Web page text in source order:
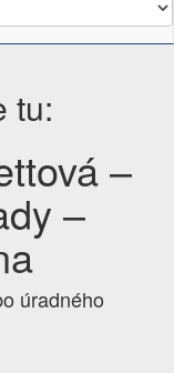
tu:
–
–
úradného